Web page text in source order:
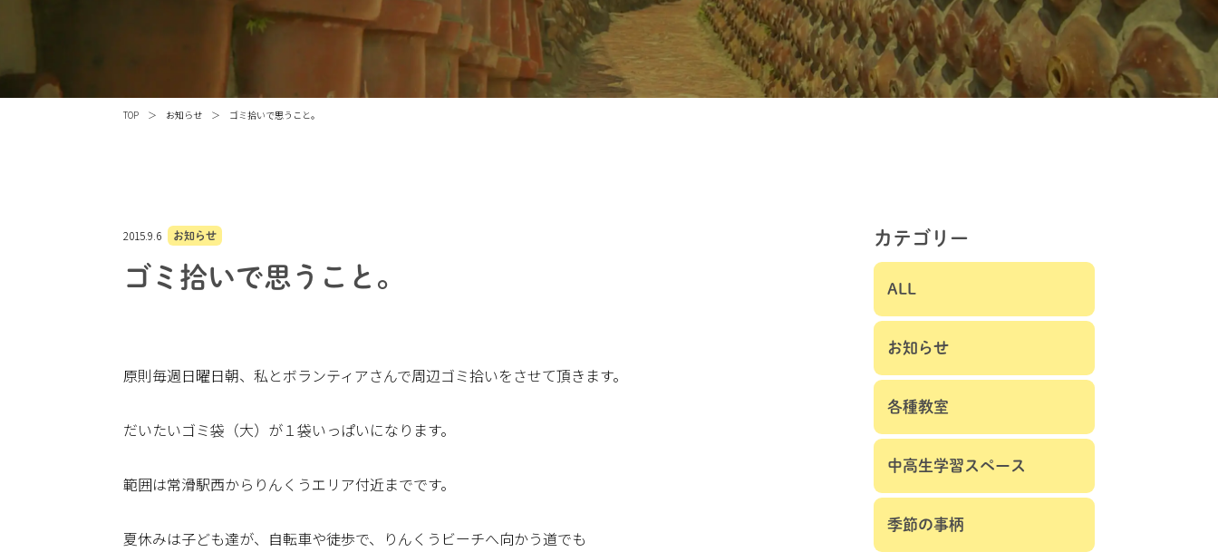
TOP お知らせ ゴミ拾いで思うこと。
2015.9.6 お知らせ
ゴミ拾いで思うこと。
原則毎週日曜日朝、私とボランティアさんで周辺ゴミ拾いをさせて頂きます。
だいたいゴミ袋（大）が１袋いっぱいになります。
範囲は常滑駅西からりんくうエリア付近までです。
夏休みは子ども達が、自転車や徒歩で、りんくうビーチへ向かう道でも
カテゴリー
ALL
お知らせ
各種教室
中高生学習スペース
季節の事柄